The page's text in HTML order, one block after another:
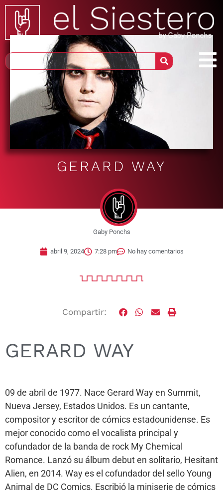
GERARD WAY
Gaby Ponchs
abril 9, 2024 7:28 pm No hay comentarios
Compartir:
GERARD WAY
09 de abril de 1977. Nace Gerard Way en Summit,
Nueva Jersey, Estados Unidos. Es un cantante,
compositor y escritor de cómics estadounidense. Es
mejor conocido como el vocalista principal y
cofundador de la banda de rock My Chemical
Romance. Lanzó su álbum debut en solitario, Hesitant
Alien, en 2014. Way es el cofundador del sello Young
Animal de DC Comics. Escribió la miniserie de cómics